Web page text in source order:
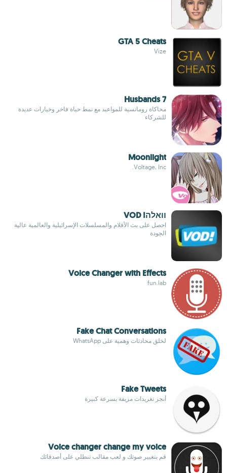
GTA 5 Cheats
Vize
7 Husbands
محاكاة رومانسية للمواعيد مع نمط حياة فاخر وخيارات عديدة
للشركاء
Moonlight
Voltage, Inc.
וואלה! VOD
احصل على بث الأفلام والمسلسلات الإسرائيلية والعالمية عالية
الجودة
Voice Changer with Effects
fun.lab
Fake Chat Conversations
لخلق محادثات وهمية على WhatsApp
Fake Tweets
أنجز تغريدات مزيفة بسرعة كبيرة
Voice changer change my voice
قم بتغيير صوتك و لعب مقالب تنطلي على أصدقائك